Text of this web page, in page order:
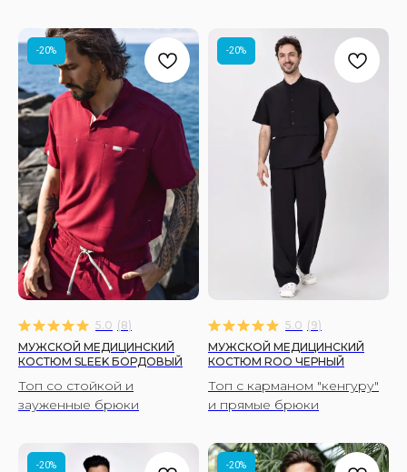
-20%
5.0 (8)
МУЖСКОЙ МЕДИЦИНСКИЙ
КОСТЮМ SLEEK БОРДОВЫЙ
Топ со стойкой и
зауженные брюки
-20%
5.0 (9)
МУЖСКОЙ МЕДИЦИНСКИЙ
КОСТЮМ ROO ЧЕРНЫЙ
Топ с карманом "кенгуру"
и прямые брюки
-20% -20%